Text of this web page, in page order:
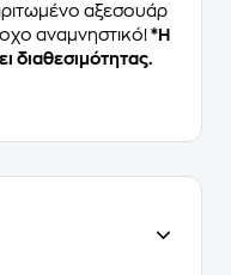
αξεσουάρ
αναμνηστικό! *Η
διαθεσιμότητας.